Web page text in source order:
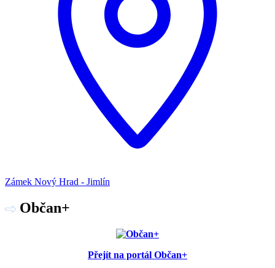
Zámek Nový Hrad - Jimlín
Občan+
Přejít na portál Občan+